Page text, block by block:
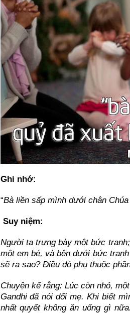
Ghi nhớ:
“Bà liền sấp mình dưới chân
Suy niệm:
Người ta trưng bày một bức
một em bé, và bên dưới bức
sẽ ra sao? Điều đó phụ thuộc
Chuyện kể rằng: Lúc còn nhỏ,
Gandhi đã nói dối mẹ. Khi biết
nhất quyết không ăn uống gì